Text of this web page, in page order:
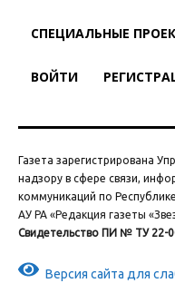
СПЕЦИАЛЬНЫЕ
ВОЙТИ
Газета зарегистрирована
надзору в сфере связи,
коммуникаций по
АУ РА «Редакция газеты
Свидетельство ПИ № ТУ 22-
Версия сайта для